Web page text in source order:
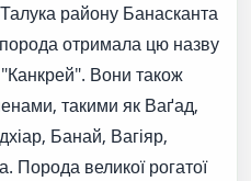
району Банасканта
порода отримала цю назву
Вони також
такими як Ваґад,
Банай, Вагіяр,
Порода великої рогатої